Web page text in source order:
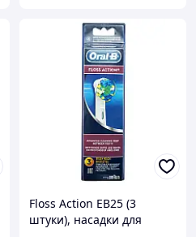
Floss Action EB25 (3
штуки), насадки для